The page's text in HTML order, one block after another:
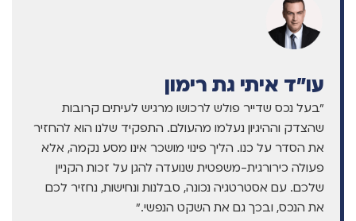
עו"ד איתי גת רימון
"בעל נכס שדייר פולש לרכושו מרגיש לעיתים קרובות
שהצדק וההיגיון נעלמו מהעולם. התפקיד שלנו הוא להחזיר
את הסדר על כנו. הליך פינוי מושכר אינו מסע נקמה, אלא
פעולה כירורגית-משפטית שנועדה להגן על זכות הקניין
שלכם. עם אסטרטגיה נכונה, סבלנות ונחישות, נחזיר לכם
את הנכס, ובכך גם את השקט הנפשי."